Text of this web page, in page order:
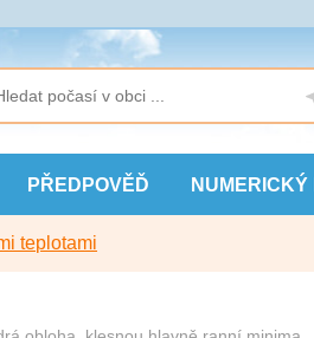
PŘEDPOVĚĎ NUMERICKÝ
teplotami